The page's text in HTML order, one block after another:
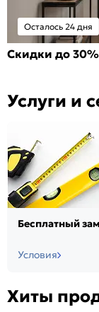
Осталось 24 дня
Скидки до
Услуги и
Бесплатный
Условия
Хиты